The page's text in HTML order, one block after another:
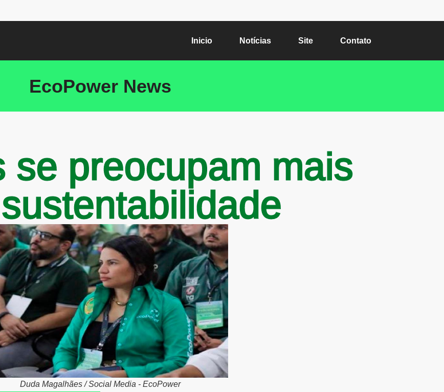
Inicio Notícias Site Contato
EcoPower News
se preocupam mais
Duda Magalhães / Social Media - EcoPower